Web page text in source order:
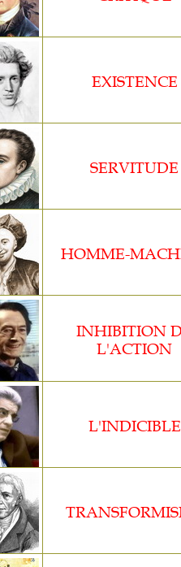
EXISTENCE
SERVITUDE
HOMME-
INHIBITION
L'ACTION
L'INDICIBLE